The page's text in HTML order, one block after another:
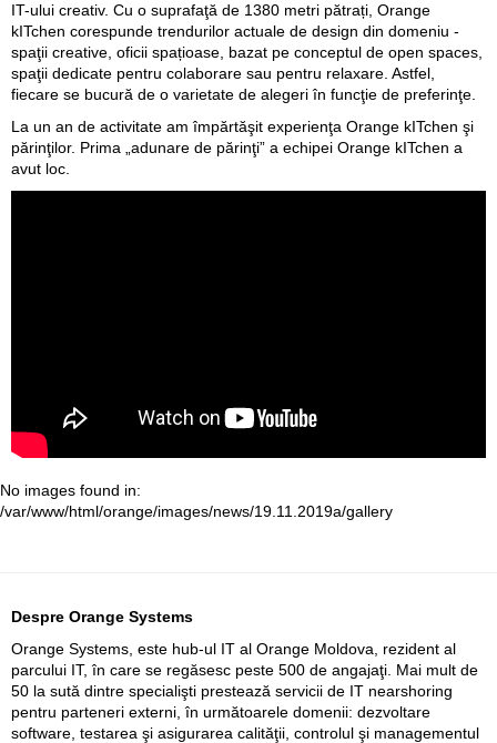
IT-ului creativ. Cu o suprafaţă de 1380 metri pătrați, Orange
kITchen corespunde trendurilor actuale de design din domeniu -
spaţii creative, oficii spațioase, bazat pe conceptul de open spaces,
spaţii dedicate pentru colaborare sau pentru relaxare. Astfel,
fiecare se bucură de o varietate de alegeri în funcţie de preferinţe.
La un an de activitate am împărtăşit experienţa Orange kITchen şi
părinţilor. Prima „adunare de părinţi” a echipei Orange kITchen a
avut loc.
No images found in:
/var/www/html/orange/images/news/19.11.2019a/gallery
Despre Orange Systems
Orange Systems, este hub-ul IT al Orange Moldova, rezident al
parcului IT, în care se regăsesc peste 500 de angajaţi. Mai mult de
50 la sută dintre specialişti prestează servicii de IT nearshoring
pentru parteneri externi, în următoarele domenii: dezvoltare
software, testarea şi asigurarea calităţii, controlul şi managementul